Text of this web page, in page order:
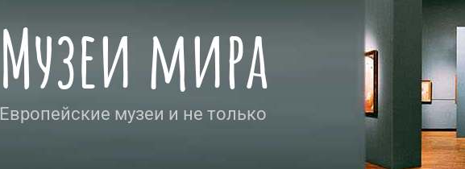
Музеи мира
Европейские музеи и не только